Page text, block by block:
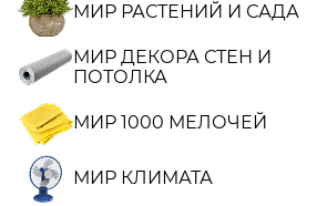
МИР РАСТЕНИЙ И САДА
МИР ДЕКОРА СТЕН И
ПОТОЛКА
МИР 1000 МЕЛОЧЕЙ
МИР КЛИМАТА